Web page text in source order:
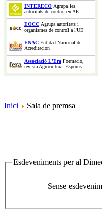
INTERECO Agrupa les
autoritats de control en AE
EOCC Agrupa autoritats i
organismes de control a l'UE
ENAC Entidad Nacional de
Acreditación
Associació L'Era Formació,
revista Agrocultura, Esporus
Inici
Sala de premsa
Esdeveniments per al
Sense